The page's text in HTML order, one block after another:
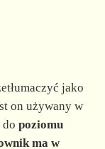
jako
on używany w
poziomu
ma w